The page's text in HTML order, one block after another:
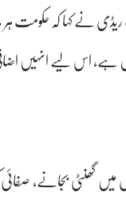
ہے، اس لیے انہیں
گھنٹی بجانے،